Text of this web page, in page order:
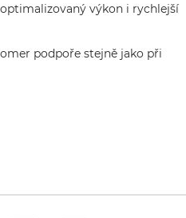
výkon i rychlejší
podpoře stejně jako při